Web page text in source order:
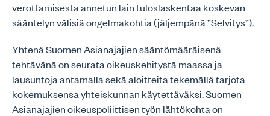
verottamisesta annetun lain tuloslaskentaa koskevan
sääntelyn välisiä ongelmakohtia (jäljempänä ”Selvitys”).
Yhtenä Suomen Asianajajien sääntömääräisenä
tehtävänä on seurata oikeuskehitystä maassa ja
lausuntoja antamalla sekä aloitteita tekemällä tarjota
kokemuksensa yhteiskunnan käytettäväksi. Suomen
Asianajajien oikeuspoliittisen työn lähtökohta on